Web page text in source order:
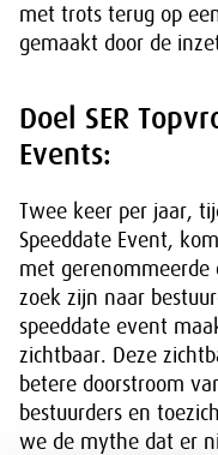
met trots terug op
gemaakt door de
Doel SER
Events:
Twee keer per jaar,
Speeddate Event,
met gerenommeerde
zoek zijn naar
speeddate event
zichtbaar. Deze
betere doorstroom
bestuurders en
we de mythe dat er